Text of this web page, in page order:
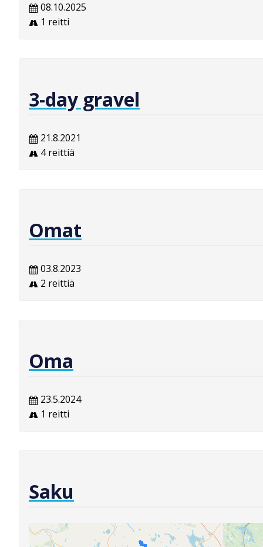
08.10.2025
1 reitti
3-day gravel
21.8.2021
4 reittiä
Omat
03.8.2023
2 reittiä
Oma
23.5.2024
1 reitti
Saku